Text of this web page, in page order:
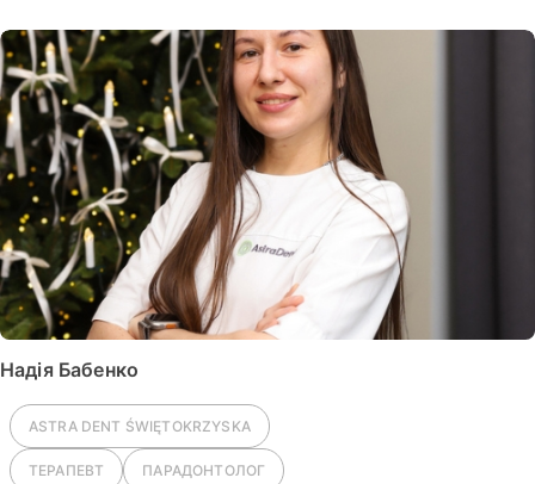
Надія Бабенко
ASTRA DENT ŚWIĘTOKRZYSKA
ТЕРАПЕВТ ПАРАДОНТОЛОГ